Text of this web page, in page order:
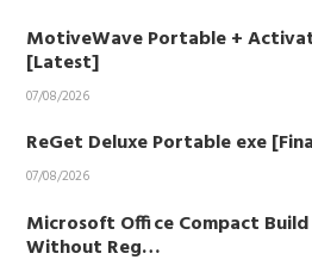
MotiveWave Portable +
[Latest]
07/08/2026
ReGet Deluxe Portable exe
07/08/2026
Microsoft Office Compact
Without Reg…